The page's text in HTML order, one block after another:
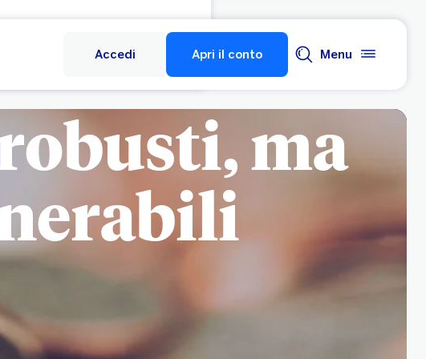
Accedi
Apri il conto Menu
ma